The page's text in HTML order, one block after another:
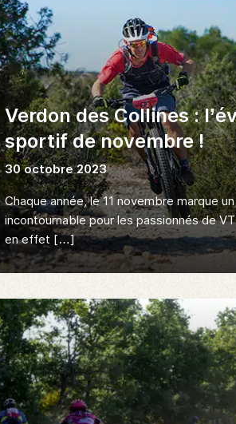
Verdon des Collines :
sportif de novembre !
30 octobre 2023
Chaque année, le 11 novembre marque
incontournable pour les passionnés de
en effet […]